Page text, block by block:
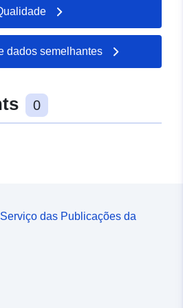
dados semelhantes
0
Serviço das Publicações da